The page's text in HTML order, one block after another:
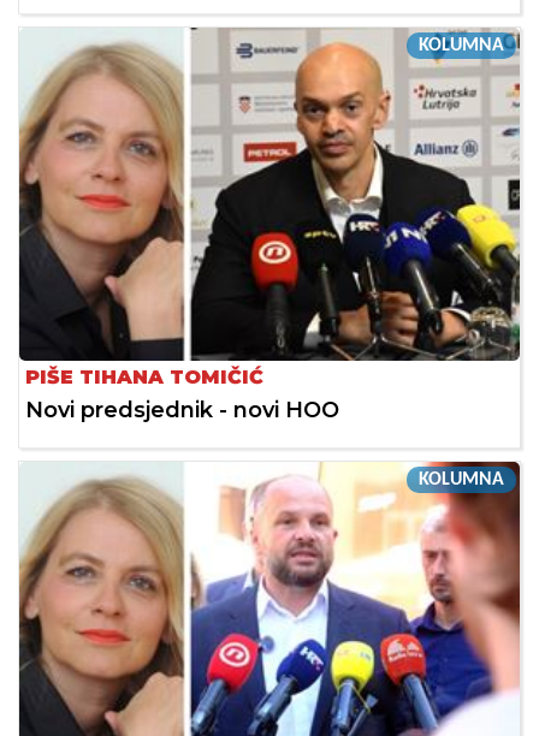
KOLUMNA
PIŠE TIHANA TOMIČIĆ
Novi predsjednik - novi HOO
KOLUMNA